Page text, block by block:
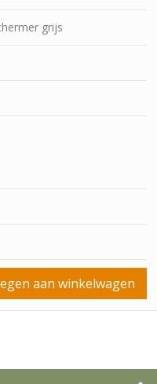
grijs
aan winkelwagen